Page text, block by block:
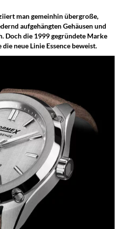
man gemeinhin übergroße,
aufgehängten Gehäusen und
Doch die 1999 gegründete Marke
neue Linie Essence beweist.